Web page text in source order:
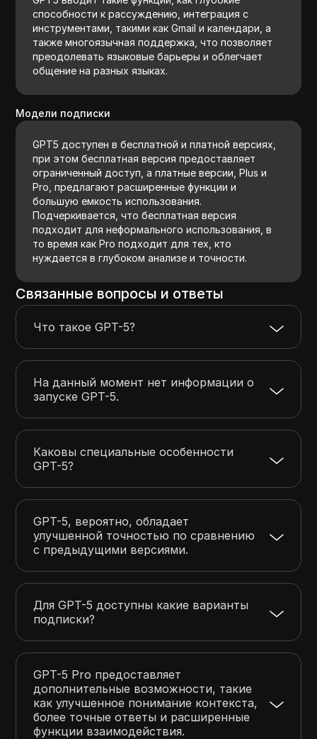
способности к рассуждению, интеграция с
инструментами, такими как Gmail и календари, а
также многоязычная поддержка, что позволяет
преодолевать языковые барьеры и облегчает
общение на разных языках.
Модели подписки
GPT5 доступен в бесплатной и платной версиях,
при этом бесплатная версия предоставляет
ограниченный доступ, а платные версии, Plus и
Pro, предлагают расширенные функции и
большую емкость использования.
Подчеркивается, что бесплатная версия
подходит для неформального использования, в
то время как Pro подходит для тех, кто
нуждается в глубоком анализе и точности.
Связанные вопросы и ответы
Что такое GPT-5?
На данный момент нет информации о
запуске GPT-5.
Каковы специальные особенности
GPT-5?
GPT-5, вероятно, обладает
улучшенной точностью по сравнению
с предыдущими версиями.
Для GPT-5 доступны какие варианты
подписки?
GPT-5 Pro предоставляет
дополнительные возможности, такие
как улучшенное понимание контекста,
более точные ответы и расширенные
функции взаимодействия.